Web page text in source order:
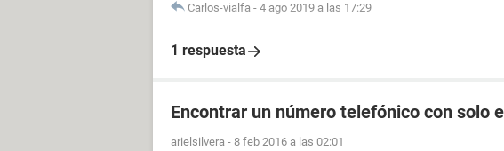
Carlos-vialfa - 4 ago 2019 a las 17:29
1 respuesta
Encontrar un número telefónico con solo
arielsilvera - 8 feb 2016 a las 02:01